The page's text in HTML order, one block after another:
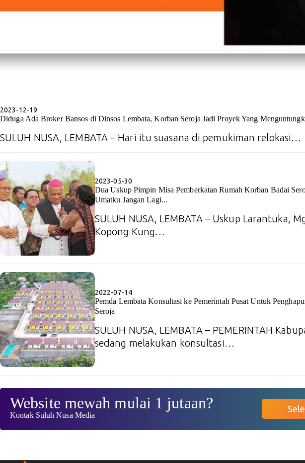
2023-12-19
Diduga Ada Broker Bansos di Dinsos Lembata, Korban Seroja Jadi Proyek Yang
SULUH NUSA, LEMBATA – Hari itu suasana di pemukiman relokasi…
2023-05-30
Dua Uskup Pimpin Misa Pemberkatan Rumah Korban Badai
Umatku Jangan Lagi...
SULUH NUSA, LEMBATA – Uskup Larantuka,
Kopong Kung…
2022-07-14
Pemda Lembata Konsultasi ke Pemerintah Pusat Untuk
Seroja
SULUH NUSA, LEMBATA – PEMERINTAH
sedang melakukan konsultasi…
Website mewah mulai 1 jutaan?
Kontak Suluh Nusa Media